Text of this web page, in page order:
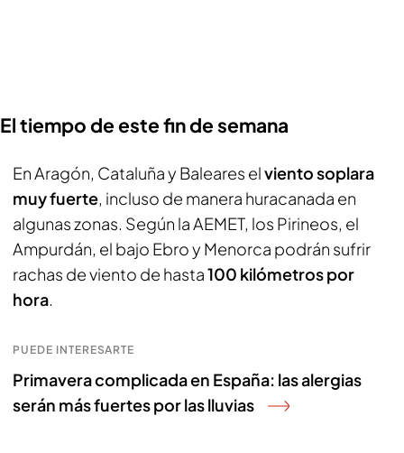
El tiempo de este fin de semana
En Aragón, Cataluña y Baleares elviento soplara
muy fuerte, incluso de manera huracanada en
algunas zonas. Según la AEMET, los Pirineos, el
Ampurdán, el bajo Ebro y Menorca podrán sufrir
rachas de viento de hasta100 kilómetros por
hora.
PUEDE INTERESARTE
Primavera complicada en España: las alergias
serán más fuertes por las lluvias